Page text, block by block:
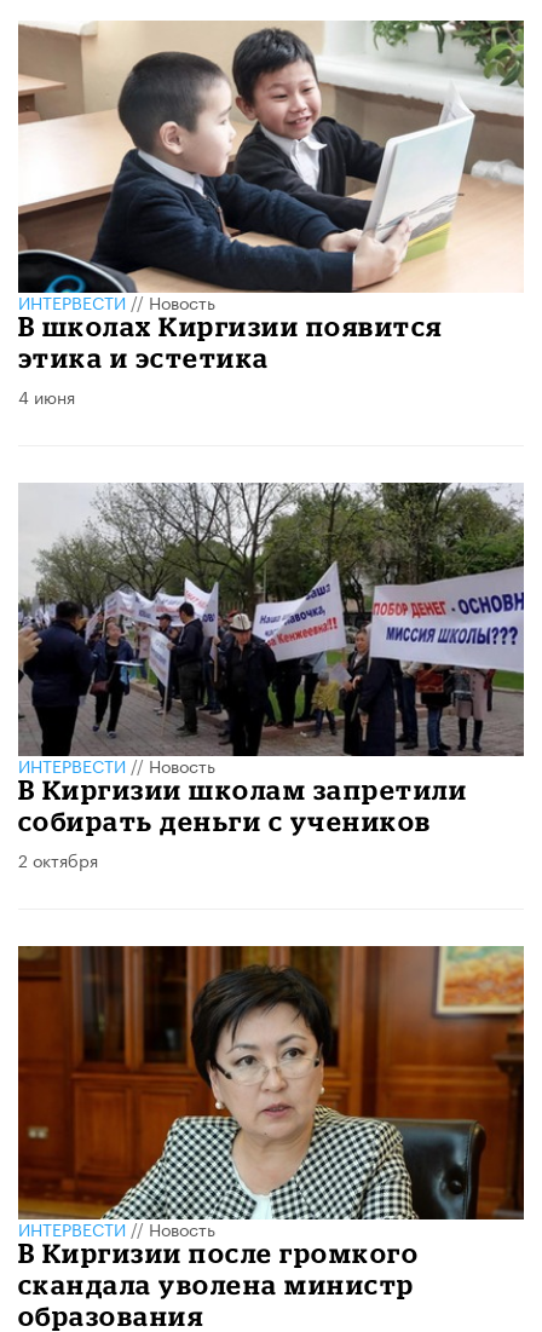
ИНТЕРВЕСТИ//Новость
В школах Киргизии появится
этика и эстетика
4 июня
ИНТЕРВЕСТИ//Новость
В Киргизии школам запретили
собирать деньги с учеников
2 октября
ИНТЕРВЕСТИ//Новость
В Киргизии после громкого
скандала уволена министр
образования